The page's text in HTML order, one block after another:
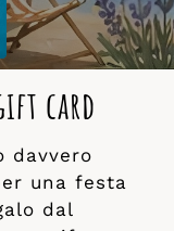
card
davvero
una festa
dal